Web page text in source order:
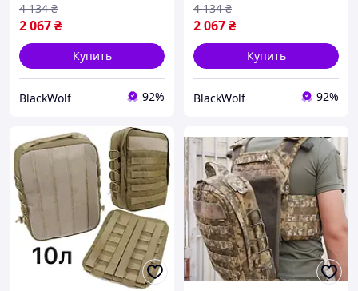
2 067₴
4 134 ₴
Купить
BlackWolf 92%
2 067₴
4 134 ₴
Купить
BlackWolf 92%